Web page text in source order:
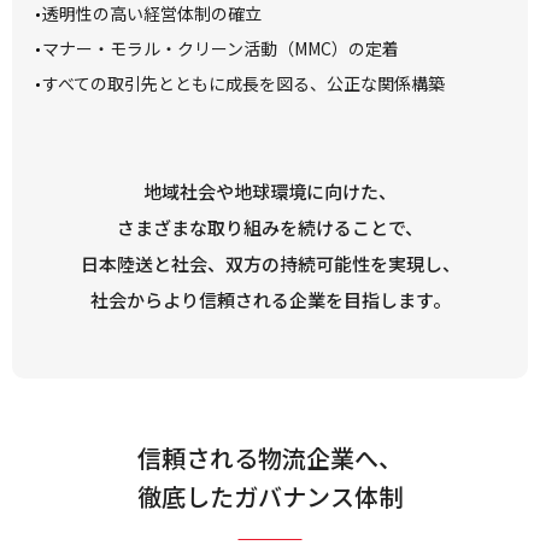
透明性の高い経営体制の確立
マナー・モラル・クリーン活動（MMC）の定着
すべての取引先とともに成長を図る、公正な関係構築
地域社会や地球環境に向けた、
さまざまな取り組みを続けることで、
日本陸送と社会、双方の持続可能性を実現し、
社会からより信頼される企業を目指します。
信頼される物流企業へ、
徹底したガバナンス体制